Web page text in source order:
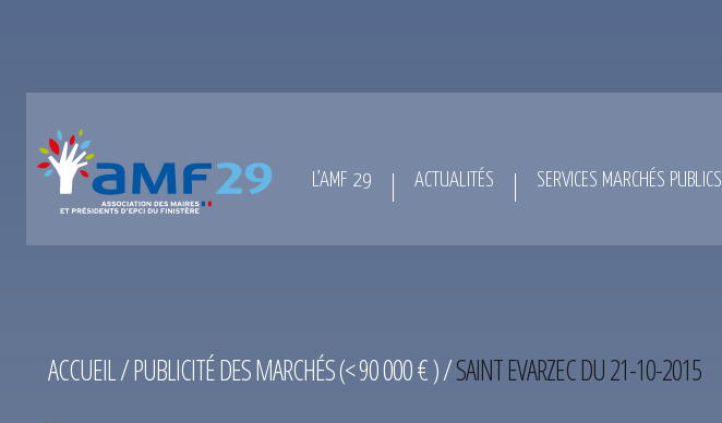
L’AMF 29 ACTUALITÉS SERVICES MARCHÉS PUBLICS
ACCUEIL/PUBLICITÉ DES MARCHÉS (< 90 000 € )/SAINT EVARZEC DU 21-10-2015